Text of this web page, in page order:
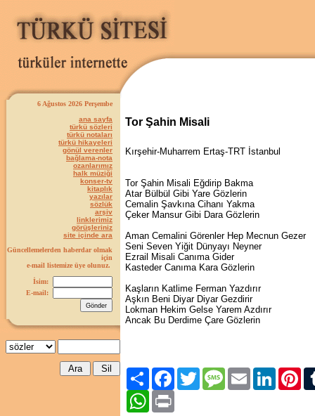
6 Ağustos 2026 Perşembe
ana sayfa
türkü sözleri
türkü notaları
türkü hikayeleri
gönül verenler
bağlama-nota
ozanlarımız
halk müziği
konser-tv
kitaplık
yazılar
sözlük
arşiv
linklerimiz
görüşleriniz
site içinde ara
Güncellemelerden haberdar olmak
için
e-mail listemize üye olunuz.
İsim:
E-mail:
Tor Şahin Misali
Kırşehir-Muharrem Ertaş-TRT İstanbul
Tor Şahin Misali Eğdirip Bakma
Atar Bülbül Gibi Yare Gözlerin
Cemalin Şavkına Cihanı Yakma
Çeker Mansur Gibi Dara Gözlerin
Aman Cemalini Görenler Hep Mecnun Gezer
Seni Seven Yiğit Dünyayı Neyner
Ezrail Misali Canıma Gider
Kasteder Canıma Kara Gözlerin
Kaşların Katlime Ferman Yazdırır
Aşkın Beni Diyar Diyar Gezdirir
Lokman Hekim Gelse Yarem Azdırır
Ancak Bu Derdime Çare Gözlerin
Paylaş FacebookTwitter Message Email LinkedIn
WhatsApp